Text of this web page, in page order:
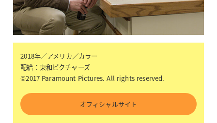
2018年／アメリカ／カラー
配給：東和ピクチャーズ
©2017 Paramount Pictures. All rights reserved.
オフィシャルサイト